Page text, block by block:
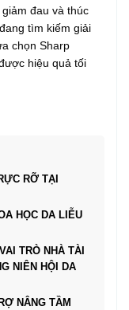
đau và thúc
tìm kiếm giải
chọn Sharp
hiệu quả tối
RỠ TẠI
HỌC DA LIỄU
TRÒ NHÀ TÀI
NIÊN HỘI DA
NÂNG TẦM